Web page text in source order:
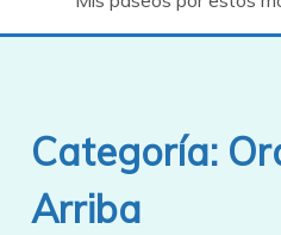
Categoría:
Arriba